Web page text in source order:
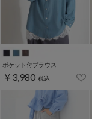
ポケット付ブラウス
￥3,980 税込